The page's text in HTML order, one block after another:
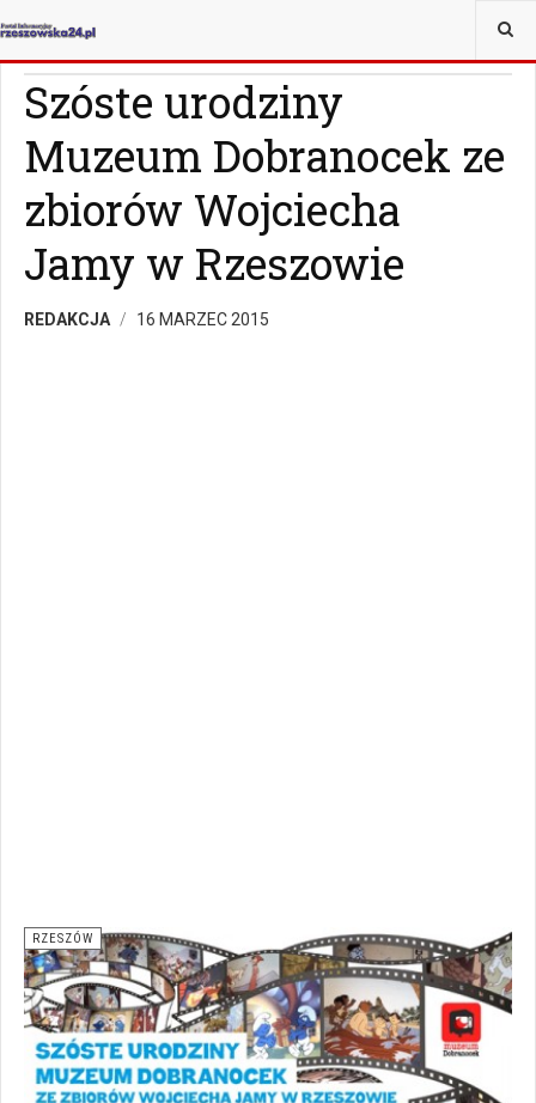
JESTEŚ TUTAJ:
Szóste urodziny
Muzeum Dobranocek ze
zbiorów Wojciecha
Jamy w Rzeszowie
REDAKCJA 16 MARZEC 2015
RZESZÓW